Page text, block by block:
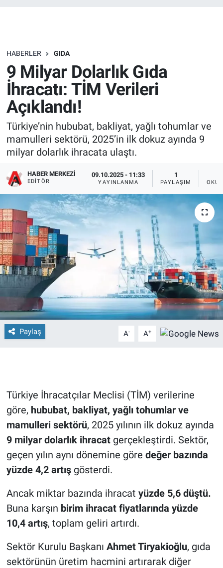
HABERLER GIDA
9 Milyar Dolarlık Gıda
İhracatı: TİM Verileri
Açıklandı!
Türkiye’nin hububat, bakliyat, yağlı tohumlar ve
mamulleri sektörü, 2025’in ilk dokuz ayında 9
milyar dolarlık ihracata ulaştı.
HABER MERKEZI
EDITÖR
09.10.2025 - 11:33
YAYINLANMA
1
PAYLAŞIM
Paylaş A- A+
Türkiye İhracatçılar Meclisi (TİM) verilerine
göre, hububat, bakliyat, yağlı tohumlar ve
mamulleri sektörü, 2025 yılının ilk dokuz ayında
9 milyar dolarlık ihracatgerçekleştirdi. Sektör,
geçen yılın aynı dönemine göre değer bazında
yüzde 4,2 artışgösterdi.
Ancak miktar bazında ihracat yüzde 5,6 düştü.
Buna karşın birim ihracat fiyatlarında yüzde
10,4 artış, toplam geliri artırdı.
Sektör Kurulu Başkanı Ahmet Tiryakioğlu, gıda
sektörünün üretim hacmini artırarak diğer